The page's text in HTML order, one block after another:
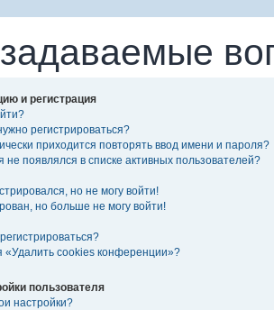
и регистрация
регистрироваться?
приходится повторять ввод имени и пароля?
не появлялся в списке активных пользователей?
но не могу войти!
но больше не могу войти!
«Удалить cookies конференции»?
пользователя
настройки?